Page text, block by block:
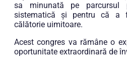
sa minunată pe parcursul
sistematică și pentru că a
călătorie uimitoare.
Acest congres va rămâne o
oportunitate extraordinară de